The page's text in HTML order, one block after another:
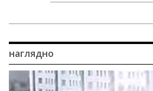
наглядно